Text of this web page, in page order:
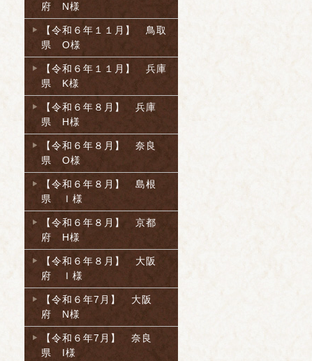
府 N様
【令和６年１１月】 鳥取
県 O様
【令和６年１１月】 兵庫
県 K様
【令和６年８月】 兵庫
県 H様
【令和６年８月】 奈良
県 O様
【令和６年８月】 島根
県 Ｉ様
【令和６年８月】 京都
府 H様
【令和６年８月】 大阪
府 Ｉ様
【令和６年7月】 大阪
府 N様
【令和６年7月】 奈良
県 I様